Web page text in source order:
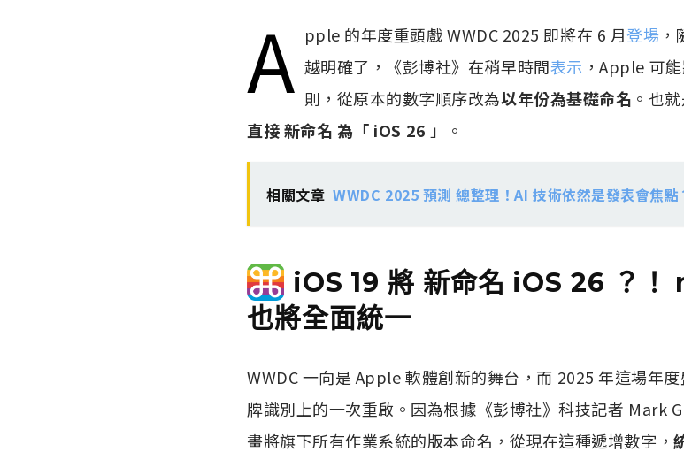
A pple 的年度重頭戲 WWDC 2025 即將在 6 月登場
越明確了，《彭博社》在稍早時間表示 ，Apple 可
則，從原本的數字順序改為以年份為基礎命名 。也
直接 新命名 為「 iOS 26 」。
相關文章 WWDC 2025 預測 總整理！AI 技術依然是發表會焦點
iOS 19 將 新命名 iOS 26 ？
也將全面統一
WWDC 一向是 Apple 軟體創新的舞台，而 2025 年這場年
牌識別上的一次重啟。因為根據《彭博社》科技記者 Mark
畫將旗下所有作業系統的版本命名，從現在這種遞增數字，